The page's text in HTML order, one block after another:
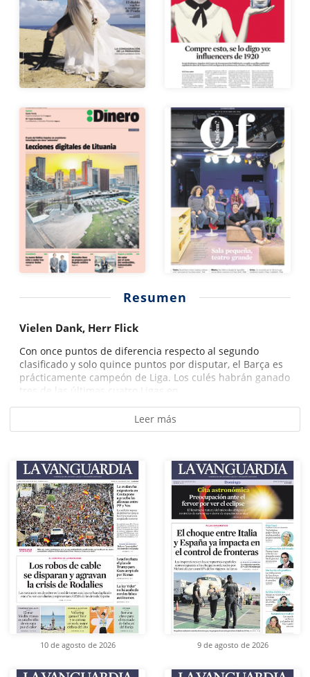
Resumen
Vielen Dank, Herr Flick
Con once puntos de diferencia respecto al segundo
clasificado y solo quince puntos por disputar, el Barça es
prácticamente campeón de Liga. Los culés habrán ganado
tres de las últimas cuatro Ligas en...
Leer más
10 de agosto de 2026 9 de agosto de 2026